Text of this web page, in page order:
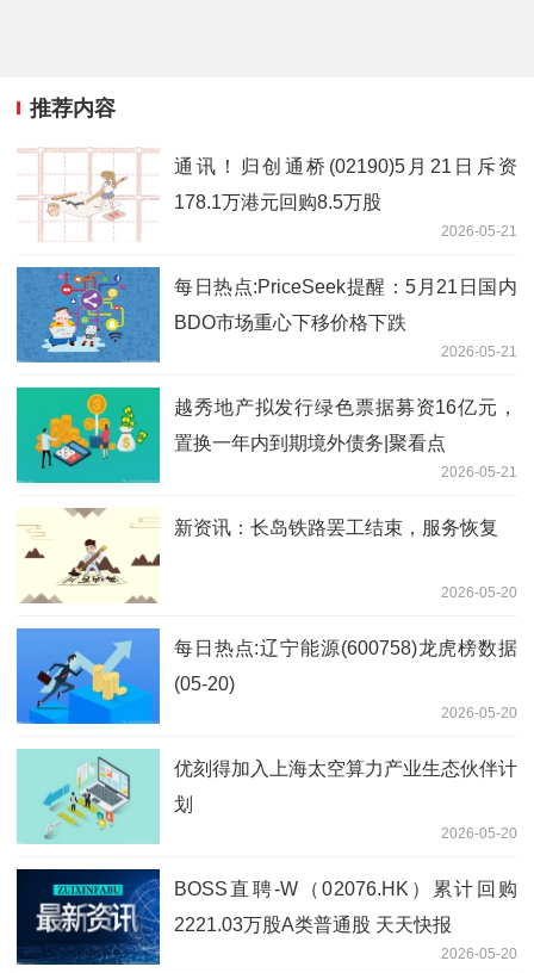
推荐内容
通讯！归创通桥(02190)5月21日斥资
178.1万港元回购8.5万股
2026-05-21
每日热点:PriceSeek提醒：5月21日国内
BDO市场重心下移价格下跌
2026-05-21
越秀地产拟发行绿色票据募资16亿元，
置换一年内到期境外债务|聚看点
2026-05-21
新资讯：长岛铁路罢工结束，服务恢复
2026-05-20
每日热点:辽宁能源(600758)龙虎榜数据
(05-20)
2026-05-20
优刻得加入上海太空算力产业生态伙伴计
划
2026-05-20
BOSS直聘-W（02076.HK）累计回购
2221.03万股A类普通股 天天快报
2026-05-20